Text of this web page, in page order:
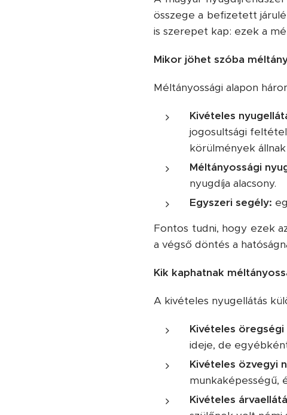
összege a befizetett
is szerepet kap: ezek a
Mikor jöhet szóba
Méltányossági alapon
Kivételes
jogosultsági
körülmények
Méltányossági
nyugdíja alacsony.
Egyszeri segély:
Fontos tudni, hogy ezek
a végső döntés a
Kik kaphatnak
A kivételes nyugellátás
Kivételes öregségi
ideje, de
Kivételes özvegyi
munkaképességű,
Kivételes